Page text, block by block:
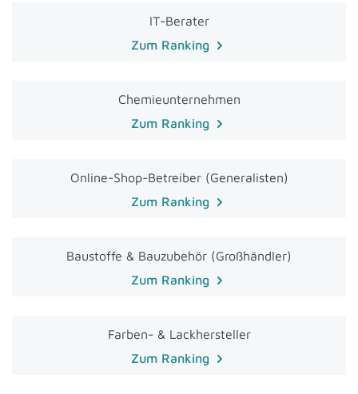
IT-Berater
Zum Ranking
Chemieunternehmen
Zum Ranking
Online-Shop-Betreiber (Generalisten)
Zum Ranking
Baustoffe & Bauzubehör (Großhändler)
Zum Ranking
Farben- & Lackhersteller
Zum Ranking